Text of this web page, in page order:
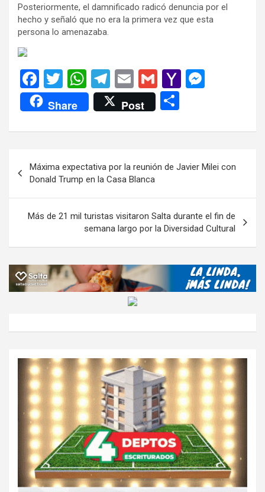
Posteriormente, el damnificado radicó denuncia por el
hecho y señaló que no era la primera vez que esta
persona lo amenazaba.
F
a
ce
b
o
k
T
wi
tt
er
W
h
at
s
p
p
T
el
e
gr
m
E
m
ail
G
m
ail
Y
o
M
ail
n
er
Share Post
m
p
ar
tir
de
entradas
Máxima expectativa por la reunión de Javier Milei con
Donald Trump en la Casa Blanca
Más de 21 mil turistas visitaron Salta durante el fin de
semana largo por la Diversidad Cultural